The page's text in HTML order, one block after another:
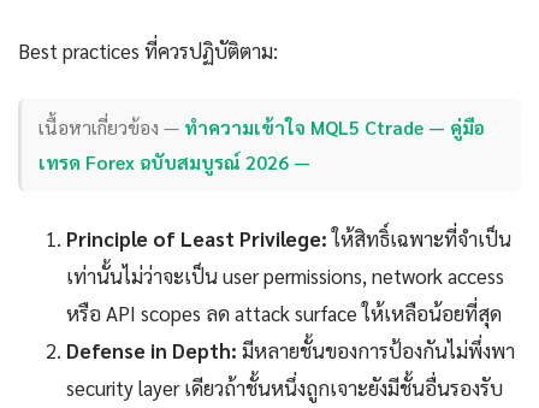
Best practices ที่ควรปฏิบัติตาม:
เนื้อหาเกี่ยวข้อง — ทำความเข้าใจ MQL5 Ctrade — คู่มือ
เทรด Forex ฉบับสมบูรณ์ 2026 —
Principle of Least Privilege:ให้สิทธิ์เฉพาะที่จำเป็น
เท่านั้นไม่ว่าจะเป็น user permissions, network access
หรือ API scopes ลด attack surface ให้เหลือน้อยที่สุด
Defense in Depth: มีหลายชั้นของการป้องกันไม่พึ่งพา
security layer เดียวถ้าชั้นหนึ่งถูกเจาะยังมีชั้นอื่นรองรับ